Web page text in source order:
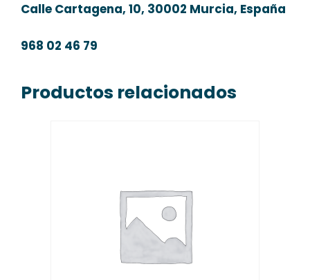
Calle Cartagena, 10, 30002 Murcia, España
968 02 46 79
Productos relacionados